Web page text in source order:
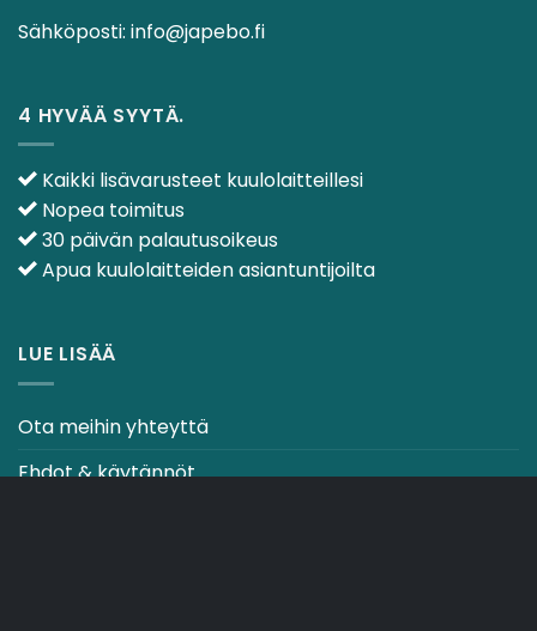
Sähköposti: info@japebo.fi
4 HYVÄÄ SYYTÄ.
Kaikki lisävarusteet kuulolaitteillesi
Nopea toimitus
30 päivän palautusoikeus
Apua kuulolaitteiden asiantuntijoilta
LUE LISÄÄ
Ota meihin yhteyttä
Ehdot & käytännöt